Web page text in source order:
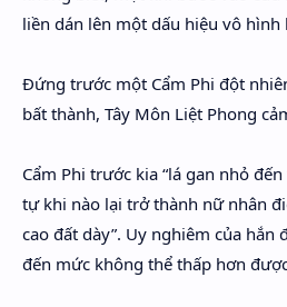
liền dán lên một dấu hiệu vô hình
Đứng trước một Cẩm Phi đột
bất thành, Tây Môn Liệt Phong
Cẩm Phi trước kia “lá gan nhỏ
tự khi nào lại trở thành nữ nhân
cao đất dày”. Uy nghiêm của hắn
đến mức không thể thấp hơn